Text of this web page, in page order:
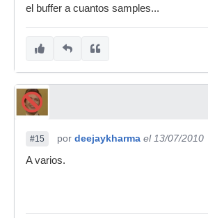
el buffer a cuantos samples...
#15 por deejaykharma el 13/07/2010
A varios.